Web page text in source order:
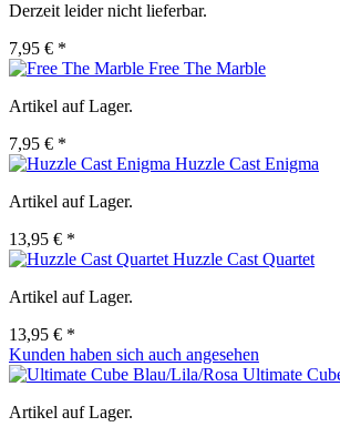
Derzeit leider nicht lieferbar.
7,95 € *
Free The Marble
Artikel auf Lager.
7,95 € *
Huzzle Cast Enigma
Artikel auf Lager.
13,95 € *
Huzzle Cast Quartet
Artikel auf Lager.
13,95 € *
Kunden haben sich auch angesehen
Ultimate
Artikel auf Lager.